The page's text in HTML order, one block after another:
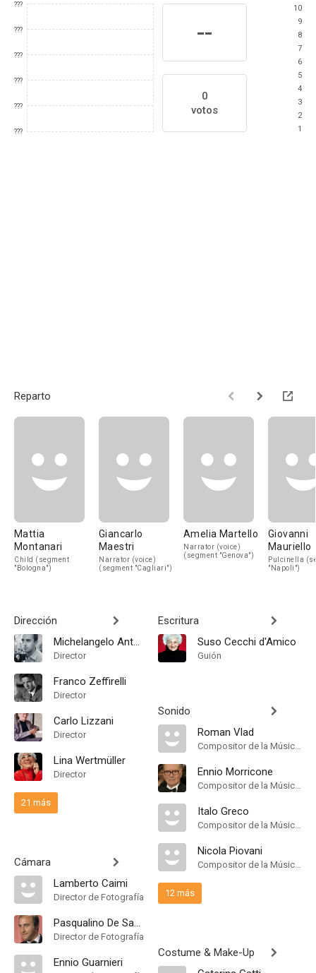
???
???
???
???
???
???
--
0
votos
10
9
8
7
6
5
4
3
2
1
Reparto
Mattia
Montanari
Child (segment
"Bologna")
Giancarlo
Maestri
Narrator (voice)
(segment "Cagliari")
Amelia Martello
Narrator (voice)
(segment "Genova")
Giovanni
Mauriello
Pulcinella
"Napoli")
Dirección
Michelangelo Antonioni
Director
Franco Zeffirelli
Director
Carlo Lizzani
Director
Lina Wertmüller
Director
21 más
Cámara
Lamberto Caimi
Director de Fotografía
Pasqualino De Santis
Director de Fotografía
Ennio Guarnieri
Escritura
Suso Cecchi d'Amico
Guión
Sonido
Roman Vlad
Compositor de la Música Original
Ennio Morricone
Compositor de la Música Original
Italo Greco
Compositor de la Música Original, Musician
Nicola Piovani
Compositor de la Música Original
12 más
Costume & Make-Up